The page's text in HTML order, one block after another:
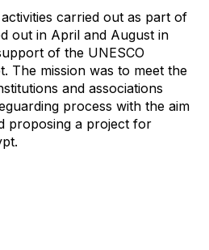
carried out as part of
out in April and August in
of the UNESCO
The mission was to meet the
and associations
process with the aim
proposing a project for